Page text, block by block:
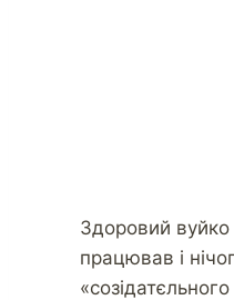
Здоровий вуйко
працював і